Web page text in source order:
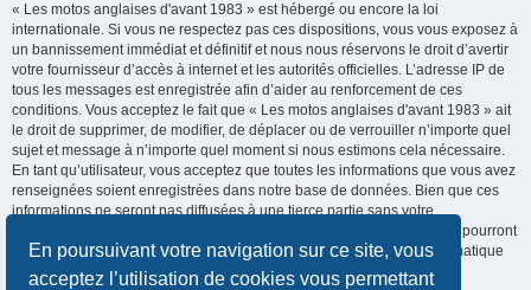
En poursuivant votre navigation sur ce site, vous
acceptez l’utilisation de cookies vous permettant
« Les motos anglaises d'avant 1983 » est hébergé ou encore la loi
internationale. Si vous ne respectez pas ces dispositions, vous vous exposez à
un bannissement immédiat et définitif et nous nous réservons le droit d’avertir
votre fournisseur d’accès à internet et les autorités officielles. L’adresse IP de
tous les messages est enregistrée afin d’aider au renforcement de ces
conditions. Vous acceptez le fait que « Les motos anglaises d'avant 1983 » ait
le droit de supprimer, de modifier, de déplacer ou de verrouiller n’importe quel
sujet et message à n’importe quel moment si nous estimons cela nécessaire.
En tant qu’utilisateur, vous acceptez que toutes les informations que vous avez
renseignées soient enregistrées dans notre base de données. Bien que ces
informations ne seront pas diffusées à une tierce partie sans votre
consentement, ni « Les motos anglaises d'avant 1983 », ni phpBB, ne pourront
être tenus comme responsables en cas de tentative de piratage informatique
visant à compromettre vos données.